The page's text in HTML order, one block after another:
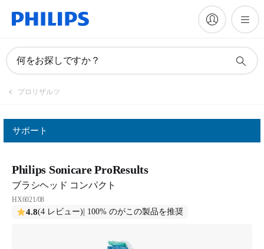
何をお探しですか？
プロリザルツ
サポート
Philips Sonicare ProResults
ブラシヘッド コンパクト
HX6021/08
4.8(4 レビュー) | 100% のがこの製品を推奨